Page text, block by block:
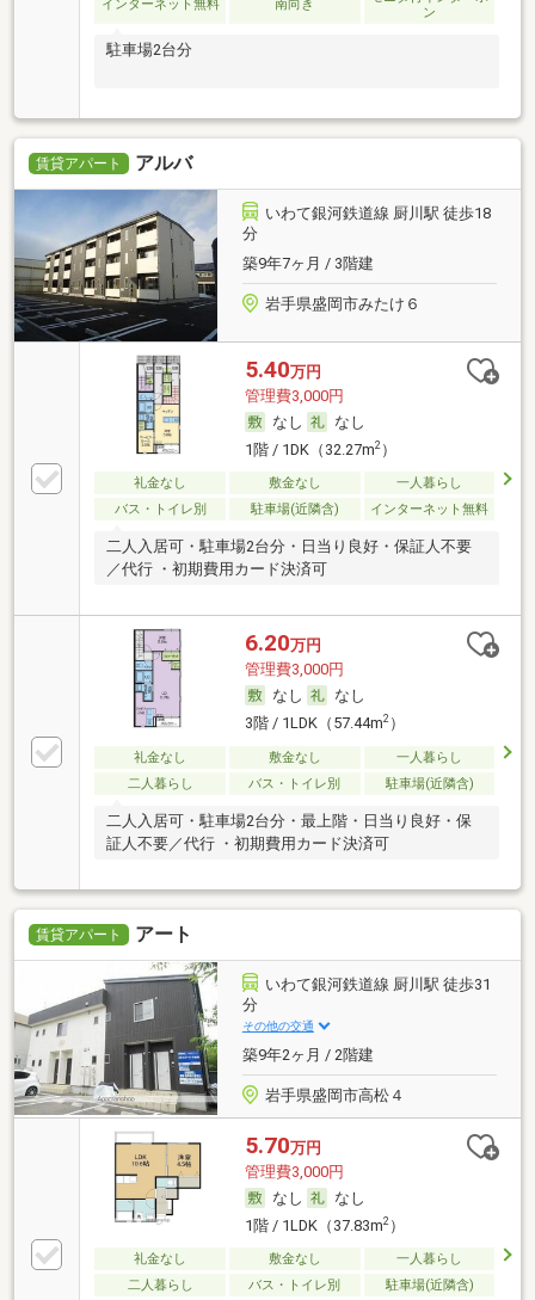
インターネット無料 南向き
ン
駐車場2台分
賃貸アパート アルバ
いわて銀河鉄道線 厨川駅 徒歩18
分
築9年7ヶ月 / 3階建
岩手県盛岡市みたけ６
5.40万円
管理費3,000円
なし
なし
1階 / 1DK（32.27m2）
礼金なし 敷金なし
一人暮らし
バス・トイレ別
駐車場(近隣含) インターネット無料
二人入居可・駐車場2台分・日当り良好・保証人不要
／代行 ・初期費用カード決済可
6.20万円
管理費3,000円
なし
なし
3階 / 1LDK（57.44m2）
礼金なし 敷金なし
一人暮らし
二人暮らし
バス・トイレ別 駐車場(近隣含)
二人入居可・駐車場2台分・最上階・日当り良好・保
証人不要／代行 ・初期費用カード決済可
賃貸アパート アート
いわて銀河鉄道線 厨川駅 徒歩31
分
その他の交通
築9年2ヶ月 / 2階建
岩手県盛岡市高松４
5.70万円
管理費3,000円
なし
なし
1階 / 1LDK（37.83m2）
礼金なし 敷金なし
一人暮らし
二人暮らし
バス・トイレ別 駐車場(近隣含)